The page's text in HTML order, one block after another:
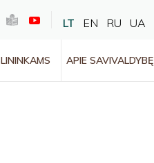
LT EN RU UA
APIE SAVIVALDYBĘ